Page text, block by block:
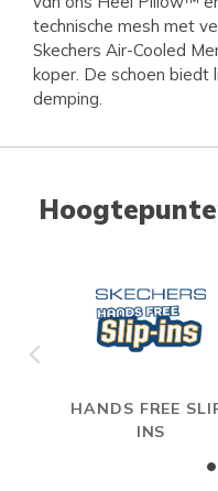
technische mesh met
Skechers Air-Cooled
koper. De schoen biedt
demping.
HANDS FREE
INS